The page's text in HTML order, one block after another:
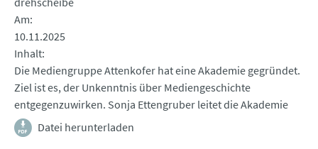
Am
10.11.2025
Inhalt
Die Mediengruppe Attenkofer hat eine Akademie gegründet.
Ziel ist es, der Unkenntnis über Mediengeschichte
entgegenzuwirken. Sonja Ettengruber leitet die Akademie
Datei herunterladen